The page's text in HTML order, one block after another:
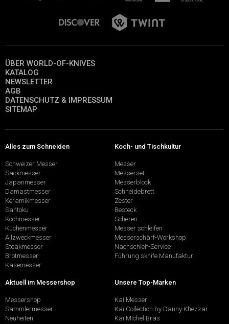
ÜBER WORLD-OF-KNIVES
KATALOG
NEWSLETTER
AGB
DATENSCHUTZ & IMPRESSUM
SITEMAP
Alles zum Schneiden
Schweizer Messer
Sackmesser
Japanmesser
Damastmesser
Keramikmesser
Santoku
Kochmesser
Küchenmesser
Allzweckmesser
Steakmesser
Brotmesser
Käsemesser
Koch- und Tischkultur
Messer
Messerset
Messerblock
Schneidebrett
Zester
Besteck
Scheren
Messer schleifen
Messerschärf-Workshop
Nachschleif-Service
Führung sknife Manufaktur
Aktuell im Messershop
Messershop
Sammlermesser
Neuheiten
Unsere Top-Marken
Kai Messer
Kai Collection by Danny Khezzar
Kai Michel Bras